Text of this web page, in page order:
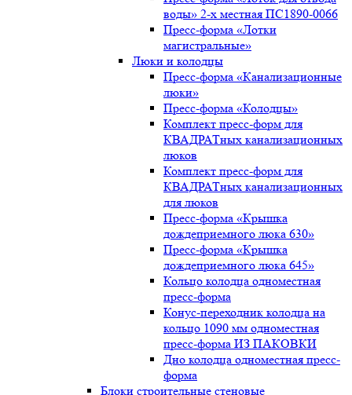
воды» 2-х местная ПС1890-0066
Пресс-форма «Лотки
магистральные»
Люки и колодцы
Пресс-форма «Канализационные
люки»
Пресс-форма «Колодцы»
Комплект пресс-форм для
КВАДРАТных канализационных
люков
Комплект пресс-форм для
КВАДРАТных канализационных
для люков
Пресс-форма «Крышка
дождеприемного люка 630»
Пресс-форма «Крышка
дождеприемного люка 645»
Кольцо колодца одноместная
пресс-форма
Конус-переходник колодца на
кольцо 1090 мм одноместная
пресс-форма ИЗ ПАКОВКИ
Дно колодца одноместная пресс-
форма
Блоки строительные стеновые